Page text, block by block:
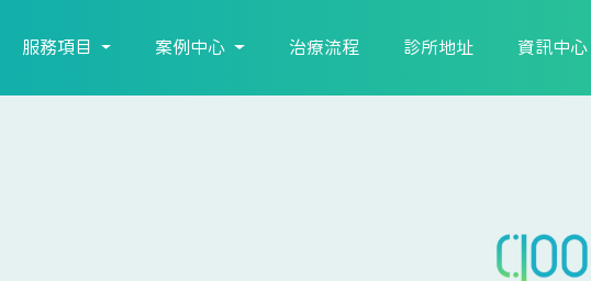
服務項目 案例中心 治療流程 診所地址 資訊中心